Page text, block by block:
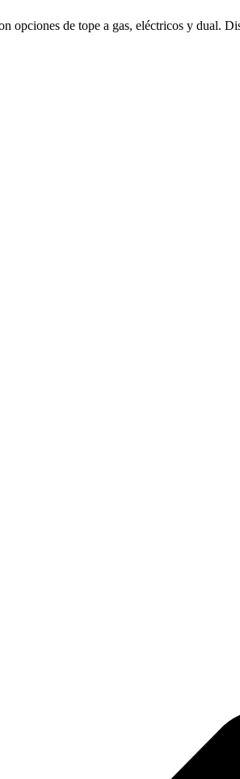
de tope a gas, eléctricos y dual.